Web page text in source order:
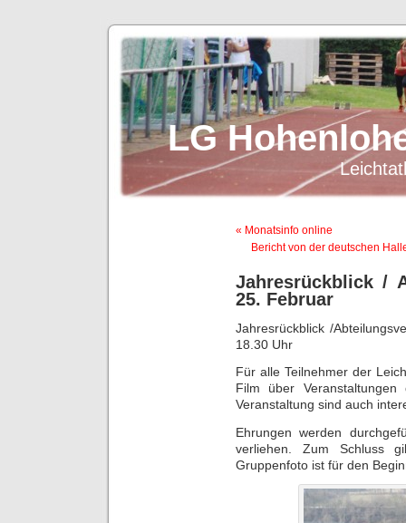
LG
« Monatsinfo online
Bericht von der deutschen
Jahresrückblick /
25. Februar
Jahresrückblick /
18.30 Uhr
Für alle Teilnehmer der
Film über
Veranstaltung sind auch
Ehrungen werden
verliehen. Zum Schluss
Gruppenfoto ist für den